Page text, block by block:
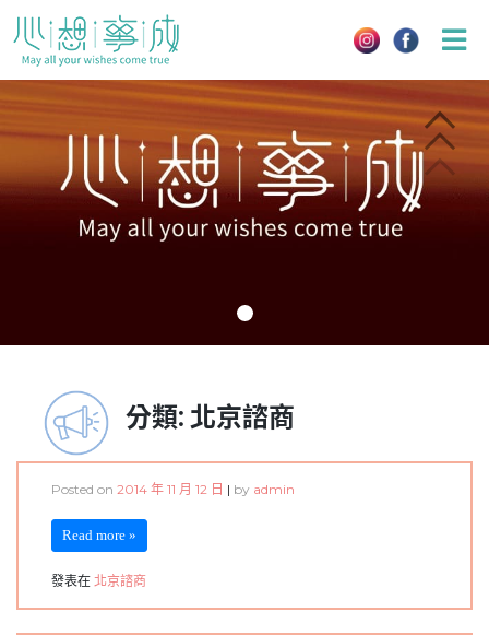
content
分類: 北京諮商
Posted on 2014 年 11 月 12 日 | by admin
Read more »
發表在 北京諮商